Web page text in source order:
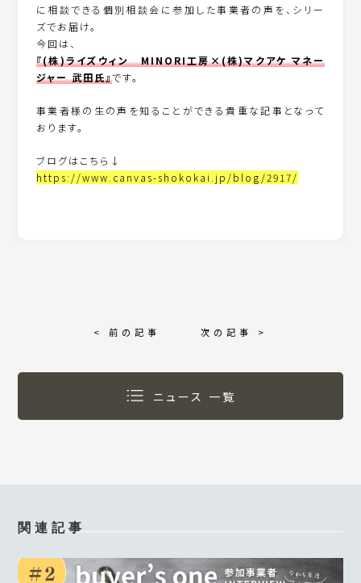
に相談できる個別相談会に参加した事業者の声を、シリー
ズでお届け。
今回は、
『(株)ライズウィン MINORI工房×(株)マクアケ マネー
ジャー 武田氏』です。
事業者様の生の声を知ることができる貴重な記事となって
おります。
ブログはこちら↓
https://www.canvas-shokokai.jp/blog/2917/
< 前の記事 次の記事 >
ニュース 一覧
関連記事